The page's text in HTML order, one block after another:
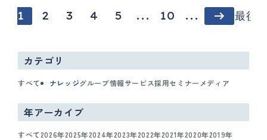
1 2 3 4 5 ... 10 ... 最後
カテゴリ
すべて ナレッジグループ情報サービス採用セミナー メディア
年アーカイブ
すべて2026年2025年2024年2023年2022年2021年2020年2019年